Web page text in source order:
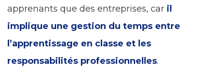
apprenants que des entreprises, car il
implique une gestion du temps entre
l’apprentissage en classe et les
responsabilités professionnelles.